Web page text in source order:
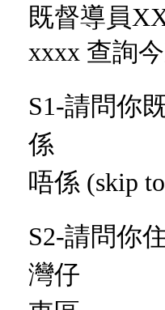
既督導員
xxxx 查詢
S1-請問你
係
唔係 (skip
S2-請問你
灣仔